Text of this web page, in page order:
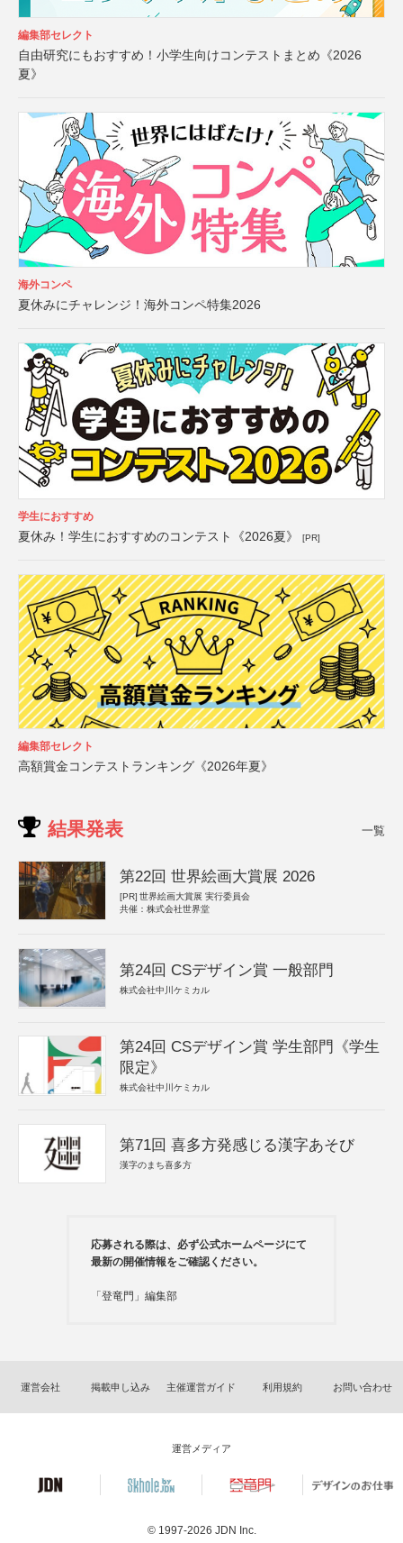
編集部セレクト
自由研究にもおすすめ！小学生向けコンテストまとめ《2026
夏》
海外コンペ
夏休みにチャレンジ！海外コンペ特集2026
学生におすすめ
夏休み！学生におすすめのコンテスト《2026夏》 [PR]
編集部セレクト
高額賞金コンテストランキング《2026年夏》
結果発表 一覧
第22回 世界絵画大賞展 2026
[PR] 世界絵画大賞展 実行委員会
共催：株式会社世界堂
第24回 CSデザイン賞 一般部門
株式会社中川ケミカル
第24回 CSデザイン賞 学生部門《学生
限定》
株式会社中川ケミカル
第71回 喜多方発感じる漢字あそび
漢字のまち喜多方
応募される際は、必ず公式ホームページにて
最新の開催情報をご確認ください。
「登竜門」編集部
運営会社 掲載申し込み 主催運営ガイド 利用規約 お問い合わせ
運営メディア
© 1997-2026 JDN Inc.